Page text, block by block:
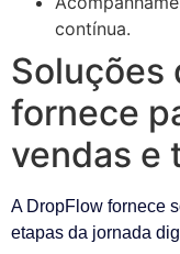
contínua.
Soluções
fornece
vendas e
A DropFlow fornece
etapas da jornada